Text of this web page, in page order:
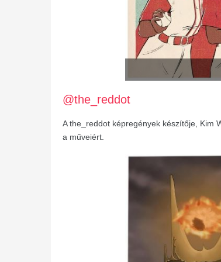
@the_reddot
A the_reddot képregények készítője, Kim
a műveiért.